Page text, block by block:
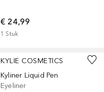
€ 24,99
1 Stuk
KYLIE COSMETICS
Kyliner Liquid Pen
Eyeliner